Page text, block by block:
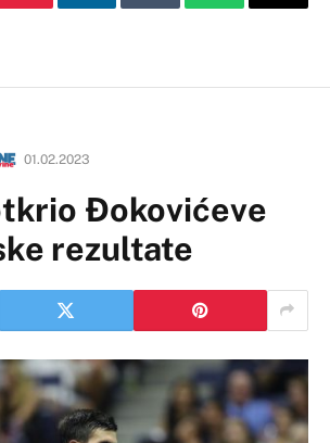
PinterestLinkedInTumblr WhatsAppEmail
01.02.2023
Đokovićeve
rezultate